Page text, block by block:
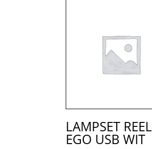
LAMPSET REEL
EGO USB WIT